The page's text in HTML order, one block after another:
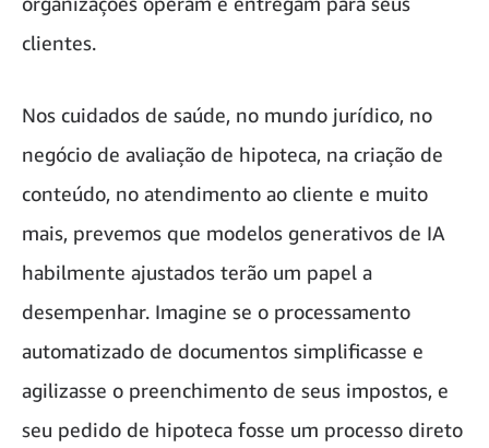
clientes.
Nos cuidados de saúde, no mundo jurídico, no
negócio de avaliação de hipoteca, na criação de
conteúdo, no atendimento ao cliente e muito
mais, prevemos que modelos generativos de IA
habilmente ajustados terão um papel a
desempenhar. Imagine se o processamento
automatizado de documentos simplificasse e
agilizasse o preenchimento de seus impostos, e
seu pedido de hipoteca fosse um processo direto